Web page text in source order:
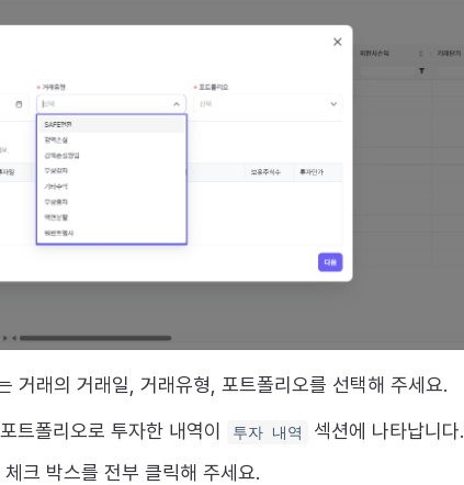
거래의 거래일, 거래유형, 포트폴리오를 선택해 주세요.
트폴리오로 투자한 내역이
투자 내역
섹션에 나타납니다.
크 박스를 전부 클릭해 주세요.